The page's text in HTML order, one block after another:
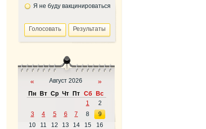
Я не буду вакцинироваться
« Август 2026 »
Пн Вт Ср Чт Пт Сб
Вс
1
2
3
4 5 6 7 8
9
10
11 12 13 14 15
16